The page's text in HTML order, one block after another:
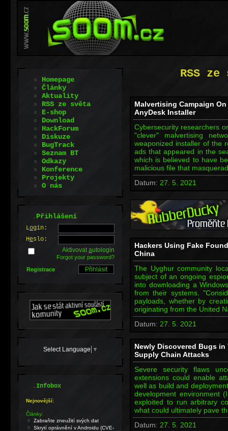
RSS
Malvertising Campaign
AnyDesk Installer
Cybersecurity researchers
"clever" malvertising
weaponized installer of the
ads that appeared in the
which is believed to have
malicious file that
Datum: 27. 5. 2021
Hackers Using Fake
China
The Uyghur community
subject of an ongoing
into downloading a
from their systems.
payloads, whether by
originating from the United
Datum: 27. 5. 2021
Newly Discovered Bugs
Supply Chain Attacks
Severe security flaws
extensions could enable
well as build and
development environment
exploited to run arbitrary
what could ultimately pave
Datum: 27. 5. 2021
Homepage
Články
Aktuality
RSS ze světa
E-shop
Download
HackForum
Diskuze
BugTrack
Seznam BT
Odkazy
Konference
Projekty
O nás
.Přihlášení
Login:
Heslo:
Aktivovatautologin
Forgot your password?
Registrace
Select Language ▼
.Infobox
Nejnovější:
Články:
Zabraňte zneužití svých dat
Skrytí oprávnění v Androidu (CVE-